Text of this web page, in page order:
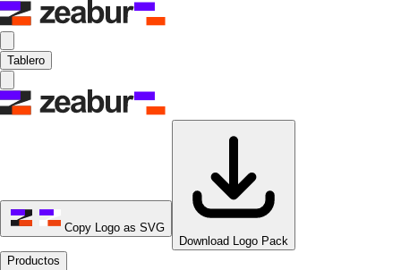
Tablero
Copy Logo as SVG
Download Logo Pack
Productos